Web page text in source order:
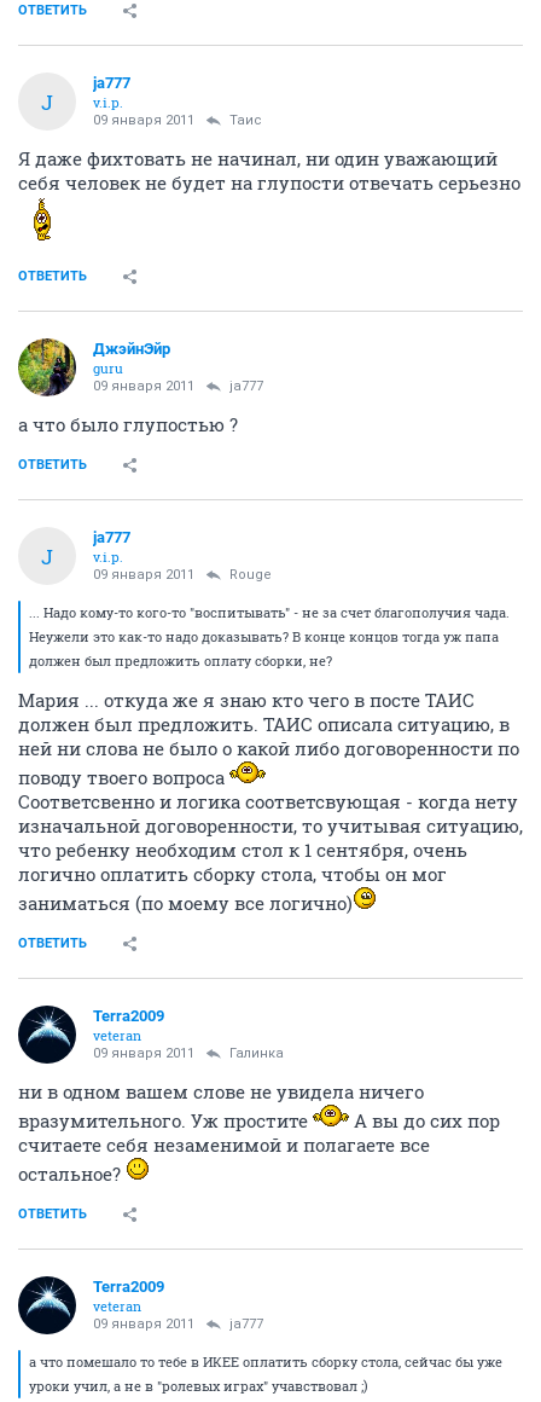
ОТВЕТИТЬ
J
ja777
v.i.p.
09 января 2011 Таис
Я даже фихтовать не начинал, ни один уважающий
себя человек не будет на глупости отвечать серьезно
ОТВЕТИТЬ
ДжэйнЭйр
guru
09 января 2011 ja777
а что было глупостью ?
ОТВЕТИТЬ
J
ja777
v.i.p.
09 января 2011 Rouge
... Надо кому-то кого-то "воспитывать" - не за счет благополучия чада.
Неужели это как-то надо доказывать? В конце концов тогда уж папа
должен был предложить оплату сборки, не?
Мария ... откуда же я знаю кто чего в посте ТАИС
должен был предложить. ТАИС описала ситуацию, в
ней ни слова не было о какой либо договоренности по
поводу твоего вопроса
Соответсвенно и логика соответсвующая - когда нету
изначальной договоренности, то учитывая ситуацию,
что ребенку необходим стол к 1 сентября, очень
логично оплатить сборку стола, чтобы он мог
заниматься (по моему все логично)
ОТВЕТИТЬ
Terra2009
veteran
09 января 2011 Галинка
ни в одном вашем слове не увидела ничего
вразумительного. Уж простите
А вы до сих пор
считаете себя незаменимой и полагаете все
остальное?
ОТВЕТИТЬ
Terra2009
veteran
09 января 2011 ja777
а что помешало то тебе в ИКЕЕ оплатить сборку стола, сейчас бы уже
уроки учил, а не в "ролевых играх" учавствовал ;)